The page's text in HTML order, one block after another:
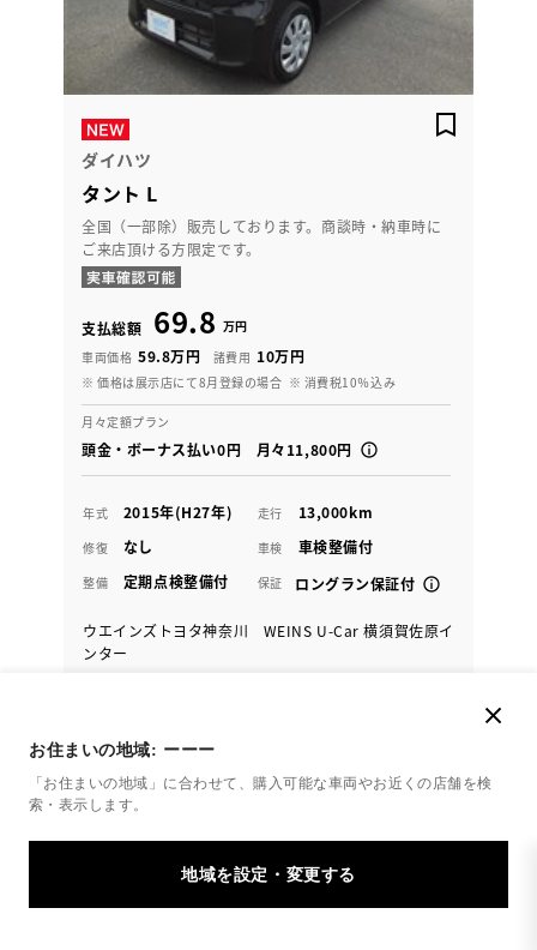
お住まいの地域: ーーー
「お住まいの地域」に合わせて、購入可能な車両やお近くの店舗を検
索・表示します。
ダイハツ
タント L
全国（一部除）販売しております。商談時・納車時に
ご来店頂ける方限定です。
支払総額 69.8 万円
車両価格 59.8万円 諸費用 10万円
※ 価格は展示店にて8月登録の場合 ※ 消費税10％込み
月々定額プラン
頭金・ボーナス払い0円 月々11,800円
年式 2015年(H27年) 走行 13,000km
修復 なし 車検 車検整備付
整備 定期点検整備付 保証 ロングラン保証付
ウエインズトヨタ神奈川 WEINS U-Car 横須賀佐原イ
ンター
046-835-6699